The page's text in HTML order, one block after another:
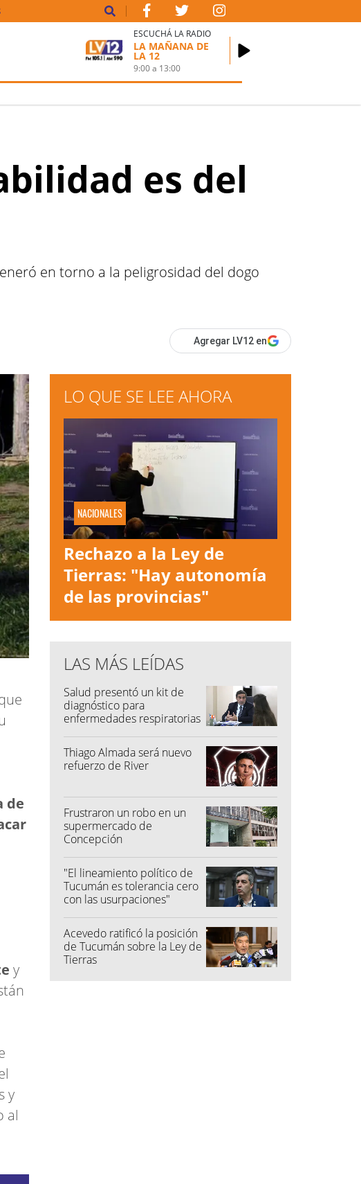
ESCUCHÁ LA RADIO
LA MAÑANA DE
LA 12
9:00a 13:00
es del
en torno a la peligrosidad del dogo
Agregar LV12 en
de
y
y
al
LO QUE SE LEE AHORA
NACIONALES
Rechazo a la Ley de
Tierras: "Hay autonomía
de las provincias"
LAS MÁS LEÍDAS
Salud presentó un kit de
diagnóstico para
enfermedades respiratorias
Thiago Almada será nuevo
refuerzo de River
Frustraron un robo en un
supermercado de
Concepción
"El lineamiento político de
Tucumán es tolerancia cero
con las usurpaciones"
Acevedo ratificó la posición
de Tucumán sobre la Ley de
Tierras